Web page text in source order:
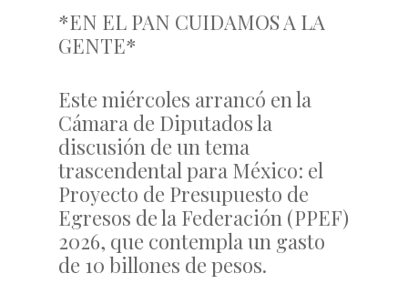
*EN EL PAN CUIDAMOS A LA
GENTE*
Este miércoles arrancó en la
Cámara de Diputados la
discusión de un tema
trascendental para México: el
Proyecto de Presupuesto de
Egresos de la Federación (PPEF)
2026, que contempla un gasto
de 10 billones de pesos.